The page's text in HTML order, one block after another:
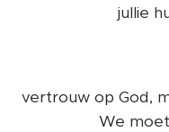
jullie
vertrouw op God,
We